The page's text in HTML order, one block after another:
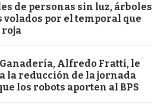
de personas sin luz, árboles
volados por el temporal que
Alfredo Fratti, le
la reducción de la jornada
los robots aporten al BPS